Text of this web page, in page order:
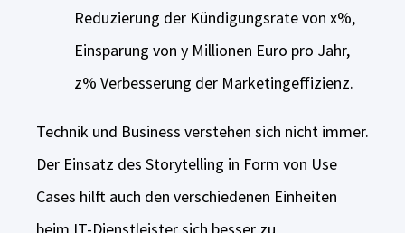
Reduzierung der Kündigungsrate von x%,
Einsparung von y Millionen Euro pro Jahr,
z% Verbesserung der Marketingeffizienz.
Technik und Business verstehen sich nicht immer.
Der Einsatz des Storytelling in Form von Use
Cases hilft auch den verschiedenen Einheiten
beim IT-Dienstleister sich besser zu